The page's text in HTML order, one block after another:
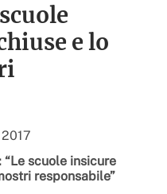
e lo
“Le scuole insicure
responsabile”